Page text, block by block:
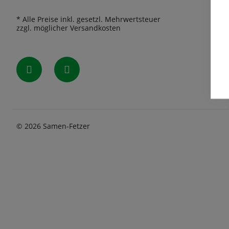
* Alle Preise inkl. gesetzl. Mehrwertsteuer
zzgl. möglicher Versandkosten
© 2026 Samen-Fetzer